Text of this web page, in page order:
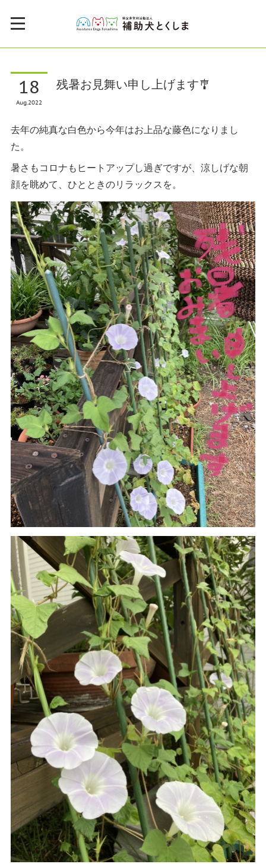
18
Aug2022
残暑お見舞い申し上げます🎐
去年の純真な白色から今年はお上品な藤色になりまし
た。
暑さもコロナもヒートアップし過ぎですが、涼しげな朝
顔を眺めて、ひとときのリラックスを。